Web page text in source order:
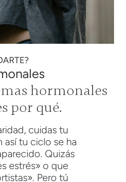
hormonales
por qué.
cuidas tu
así tu ciclo se ha
Quizás
estrés» o que
Pero tú